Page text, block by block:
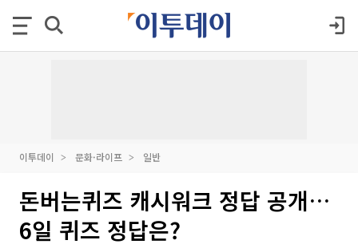
이투데이 문화·라이프 일반
돈버는퀴즈 캐시워크 정답 공개…
6일 퀴즈 정답은?